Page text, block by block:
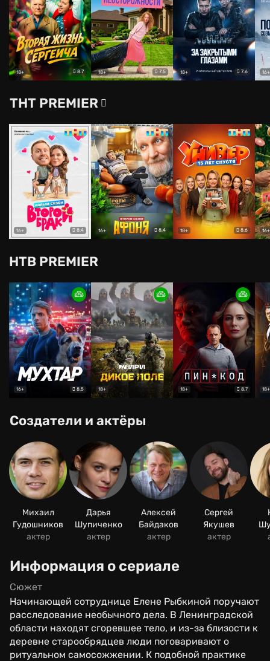
18+ 8.7 18+ 7.5 18+ 7.6 16+
ТНТ PREMIER
16+ 8.4 16+ 8.4 18+ 8.6 16+
НТВ PREMIER
16+ 8.5 18+ 18+ 8.7 18+
Создатели и актёры
Михаил
Гудошников
актер
Дарья
Шупиченко
актер
Алексей
Байдаков
актер
Сергей
Якушев
актер
Информация о сериале
Сюжет
Начинающей сотруднице Елене Рыбкиной поручают
расследование необычного дела. В Ленинградской
области находят сгоревшее тело, и из-за близости к
деревне старообрядцев люди поговаривают о
ритуальном самосожжении. К подобной практике